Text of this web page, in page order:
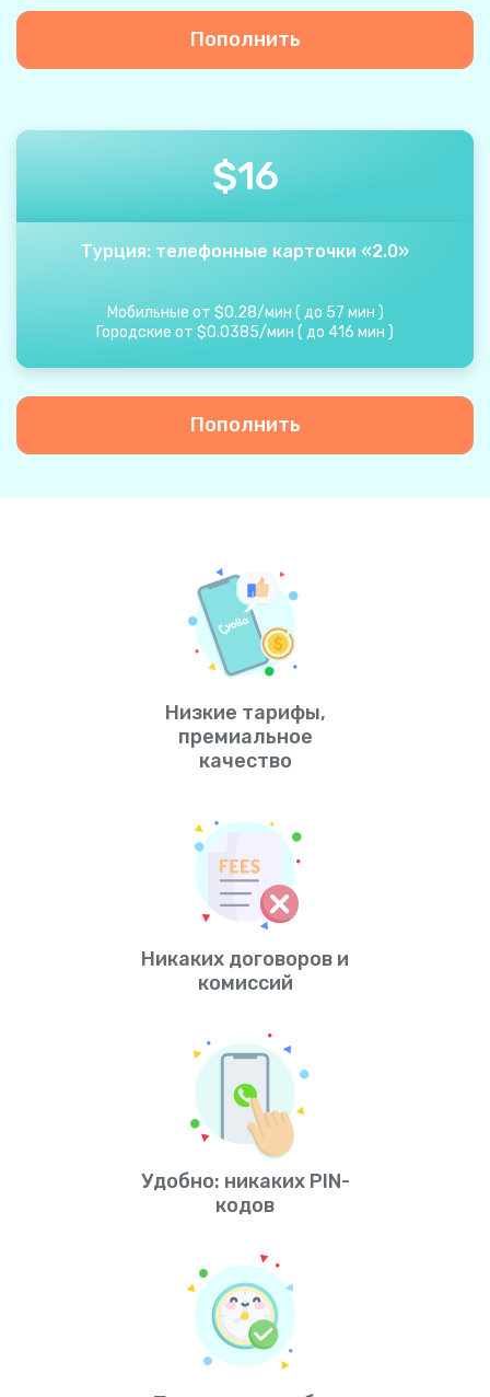
Пополнить
$16
Турция: телефонные карточки «2.0»
Мобильные от $0.28/мин ( до 57 мин )
Городские от $0.0385/мин ( до 416 мин )
Пополнить
Низкие тарифы,
премиальное
качество
Никаких договоров и
комиссий
Удобно: никаких PIN-
кодов